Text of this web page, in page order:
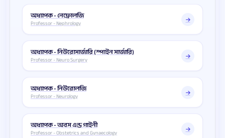
অধ্যাপক - নেফ্রোলজি
Professor - Nephrology
অধ্যাপক - নিউরোসার্জারি (স্পাইন সার্জারি)
Professor - Neuro Surgery
অধ্যাপক - নিউরোলজি
Professor - Neurology
অধ্যাপক - অবস এন্ড গাইনী
Professor - Obstetrics and Gynaecology